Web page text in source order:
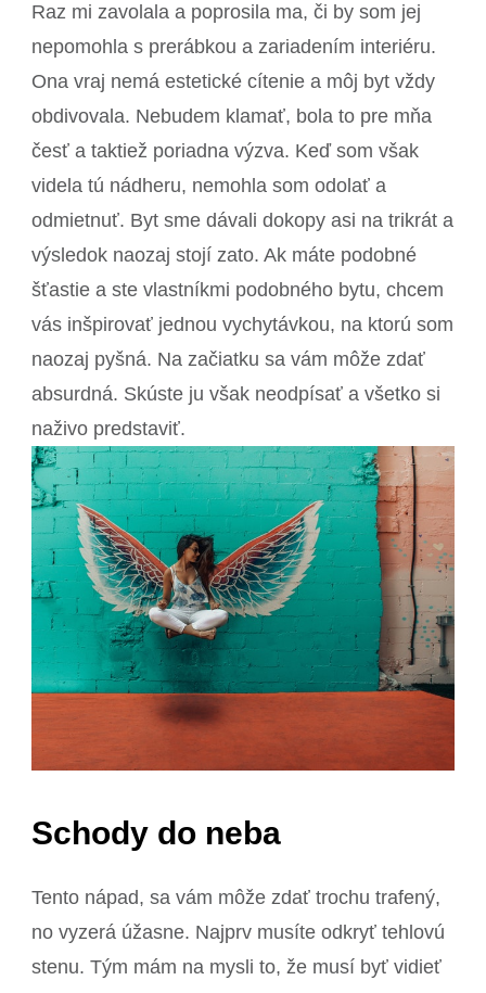
Raz mi zavolala a poprosila ma, či by som jej
nepomohla s prerábkou a zariadením interiéru.
Ona vraj nemá estetické cítenie a môj byt vždy
obdivovala. Nebudem klamať, bola to pre mňa
česť a taktiež poriadna výzva. Keď som však
videla tú nádheru, nemohla som odolať a
odmietnuť. Byt sme dávali dokopy asi na trikrát a
výsledok naozaj stojí zato. Ak máte podobné
šťastie a ste vlastníkmi podobného bytu, chcem
vás inšpirovať jednou vychytávkou, na ktorú som
naozaj pyšná. Na začiatku sa vám môže zdať
absurdná. Skúste ju však neodpísať a všetko si
naživo predstaviť.
Schody do neba
Tento nápad, sa vám môže zdať trochu trafený,
no vyzerá úžasne. Najprv musíte odkryť tehlovú
stenu. Tým mám na mysli to, že musí byť vidieť